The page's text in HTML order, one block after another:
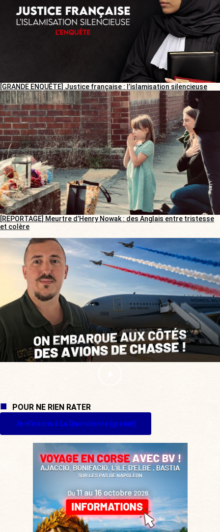
[GRANDE ENQUÊTE] Justice française : l’islamisation silencieuse
[REPORTAGE] Meurtre d’Henry Nowak : des Anglais entre tristesse
et colère
POUR NE RIEN RATER
Je m'inscris à La Quotidienne (gratuit)